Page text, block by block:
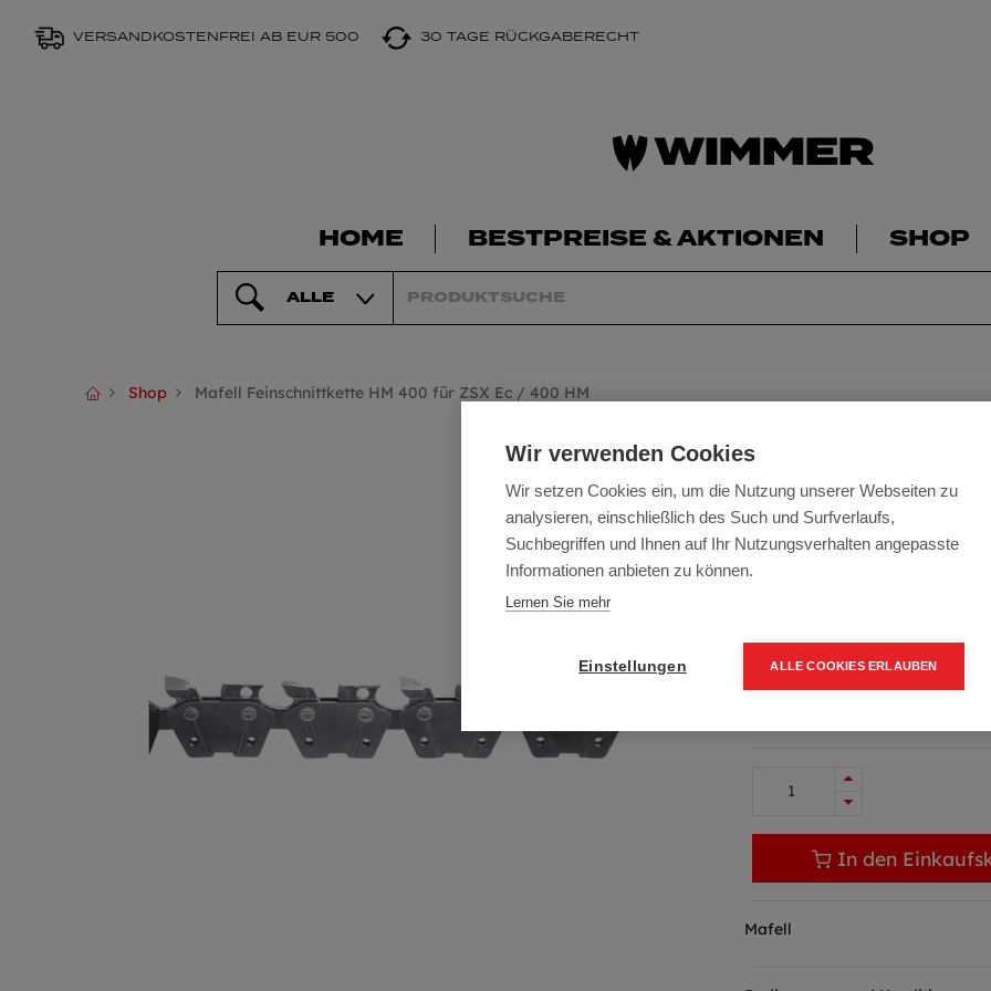
VERSANDKOSTENFREI AB EUR 500 30 TAGE RÜCKGABERECHT
HOME BESTPREISE & AKTIONEN SHOP
ALLE
Shop Mafell Feinschnittkette HM 400 für ZSX Ec / 400 HM
Mafell
HM
Artikelnummer: 006972
719,00€
862,80 € inkl. Mwst
In den
Mafell
Wir verwenden Cookies
Wir setzen Cookies ein, um die Nutzung unserer Webseiten zu
analysieren, einschließlich des Such und Surfverlaufs,
Suchbegriffen und Ihnen auf Ihr Nutzungsverhalten angepasste
Informationen anbieten zu können.
Lernen Sie mehr
Einstellungen ALLE COOKIES ERLAUBEN